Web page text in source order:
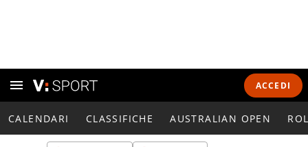
ACCEDI
CALENDARI CLASSIFICHE AUSTRALIAN OPEN